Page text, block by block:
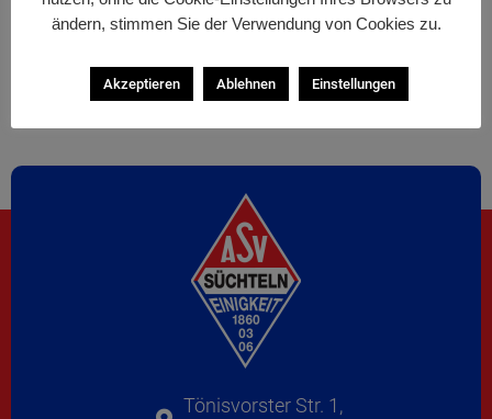
zu organisieren und zu leiten, darf er/sie sich gerne bei
stellen. Eine Mitgliedschaft ist weder für die Leitung
Tönisvorster Str. 1,
ändern, stimmen Sie der Verwendung von Cookies zu.
Akzeptieren Ablehnen Einstellungen